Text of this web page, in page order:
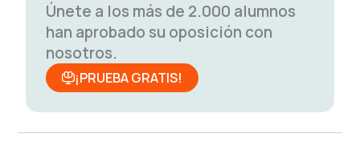
Únete a los más de 2.000 alumnos
han aprobado su oposición con
nosotros.
¡PRUEBA GRATIS!